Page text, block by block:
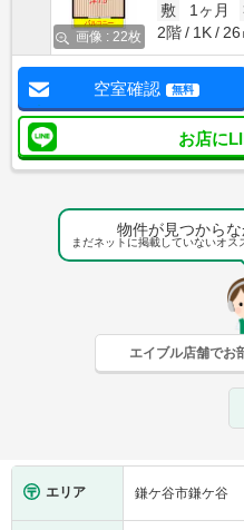
画像 : 22枚
敷
1ヶ月
2階
1K 26
空室確認 無料
お店に
物件が見つから
まだネットに掲載していないオ
エイブル店舗でお
エリア 鎌ケ谷市鎌ケ谷